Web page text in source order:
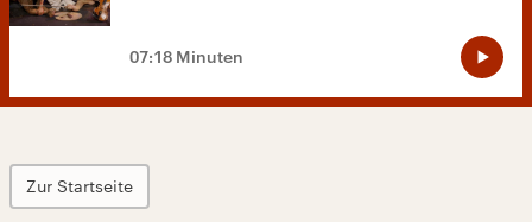
07:18 Minuten
Zur Startseite